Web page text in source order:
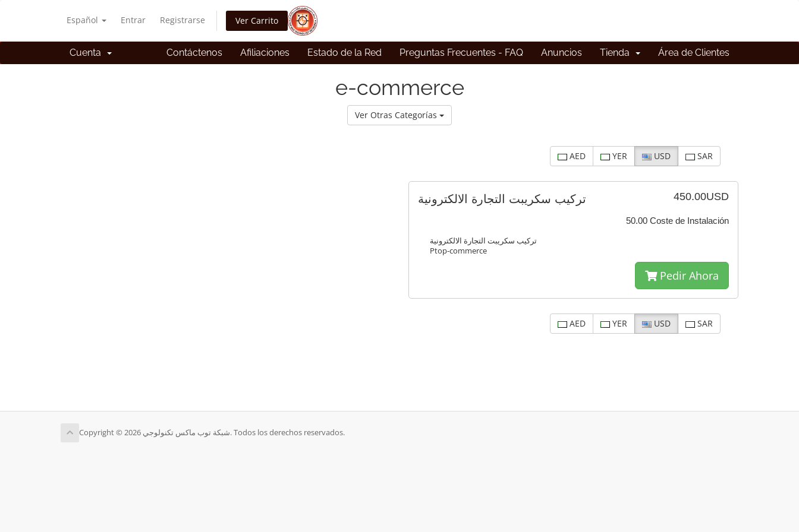
Español Entrar Registrarse Ver Carrito
Área de Clientes
Tienda
Anuncios
Preguntas Frecuentes - FAQ
Estado de la Red
Afiliaciones
Contáctenos
Cuenta
e-commerce
Ver Otras Categorías
AED YER USD SAR
450.00USD
50.00 Coste de Instalación
تركيب سكريبت التجارة الالكترونية
تركيب سكريبت التجارة الالكترونية
Ptop-commerce
Pedir Ahora
AED YER USD SAR
Copyright © 2026 شبكة توب ماكس تكنولوجي. Todos los derechos reservados.